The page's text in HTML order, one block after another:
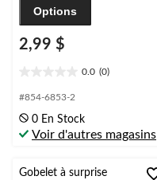
Options
2,99 $
0.0 (0)
étoile(s)
5.
#854-6853-2
0 En Stock
Voir d'autres magasins
Gobelet à surprise